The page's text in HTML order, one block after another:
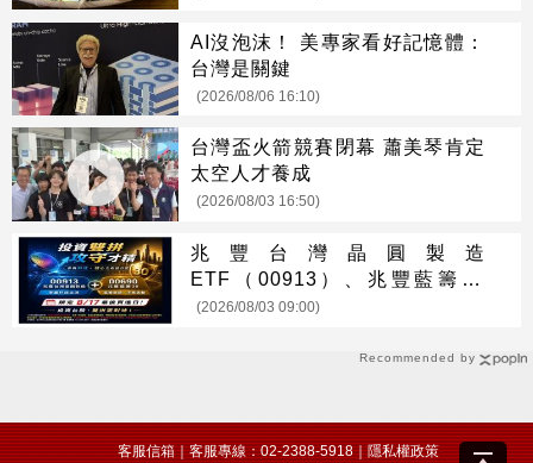
Recommended by
AI沒泡沫！ 美專家看好記憶體：
台灣是關鍵
(2026/08/06 16:10)
台灣盃火箭競賽閉幕 蕭美琴肯定
太空人才養成
(2026/08/03 16:50)
兆豐台灣晶圓製造
ETF（00913）、兆豐藍籌30
ETF（00690） 最新配息時程出
(2026/08/03 09:00)
客服信箱｜客服專線：02-2388-5918｜隱私權政策